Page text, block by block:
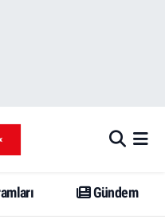
Gündem